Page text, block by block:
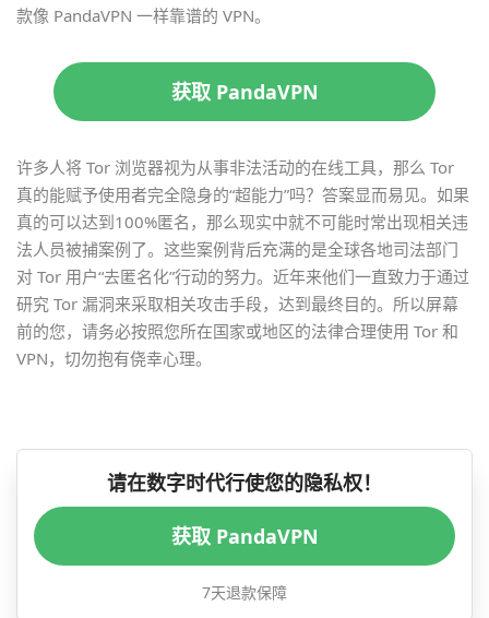
款像 PandaVPN 一样靠谱的 VPN。
获取 PandaVPN
许多人将 Tor 浏览器视为从事非法活动的在线工具，那么 Tor
真的能赋予使用者完全隐身的“超能力”吗？答案显而易见。如果
真的可以达到100%匿名，那么现实中就不可能时常出现相关违
法人员被捕案例了。这些案例背后充满的是全球各地司法部门
对 Tor 用户“去匿名化”行动的努力。近年来他们一直致力于通过
研究 Tor 漏洞来采取相关攻击手段，达到最终目的。所以屏幕
前的您，请务必按照您所在国家或地区的法律合理使用 Tor 和
VPN，切勿抱有侥幸心理。
请在数字时代行使您的隐私权！
获取 PandaVPN
7天退款保障